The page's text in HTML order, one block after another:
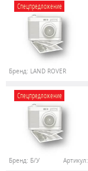
Спецпредложение
Бренд: LAND ROVER
Спецпредложение
Бренд: Б/У Артикул: